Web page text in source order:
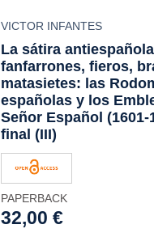
VICTOR INFANTES
La sátira
fanfarrones, fieros,
matasietes: las
españolas y los
Señor Español
final (III)
PAPERBACK
32,00 €